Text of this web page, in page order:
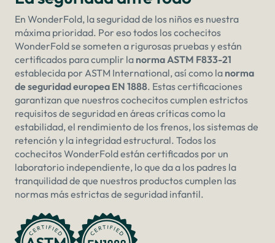
En WonderFold, la seguridad de los niños es nuestra
máxima prioridad. Por eso todos los cochecitos
WonderFold se someten a rigurosas pruebas y están
certificados para cumplir la norma ASTM F833-21
establecida por ASTM International, así como la norma
de seguridad europea EN 1888. Estas certificaciones
garantizan que nuestros cochecitos cumplen estrictos
requisitos de seguridad en áreas críticas como la
estabilidad, el rendimiento de los frenos, los sistemas de
retención y la integridad estructural. Todos los
cochecitos WonderFold están certificados por un
laboratorio independiente, lo que da a los padres la
tranquilidad de que nuestros productos cumplen las
normas más estrictas de seguridad infantil.